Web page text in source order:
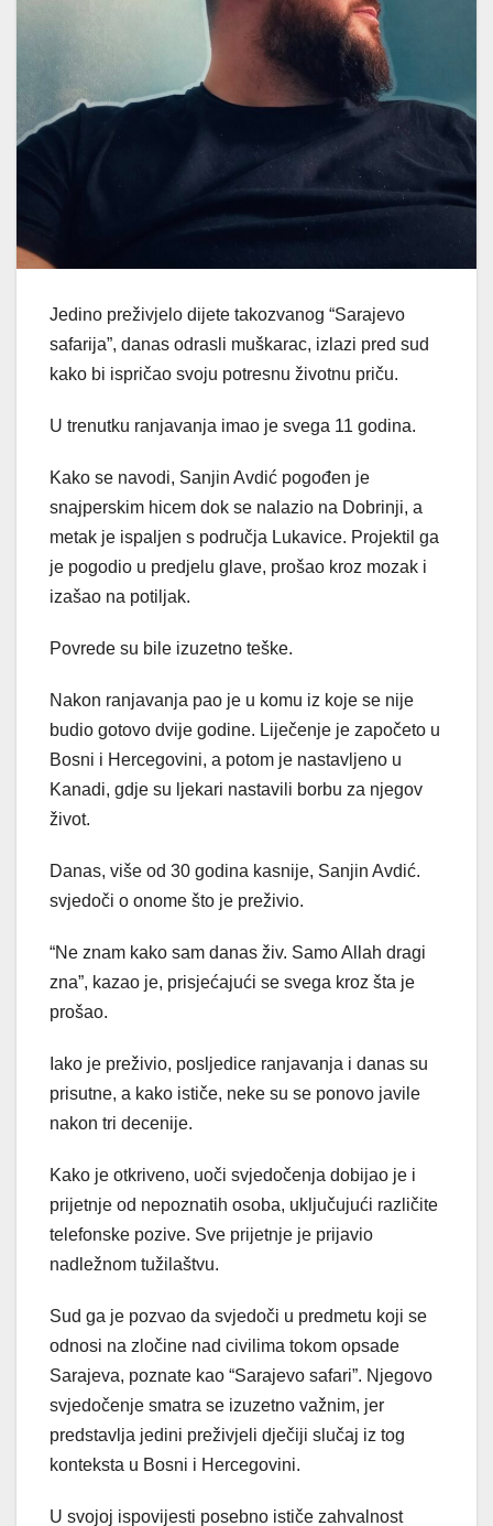
Jedino preživjelo dijete takozvanog “Sarajevo
safarija”, danas odrasli muškarac, izlazi pred sud
kako bi ispričao svoju potresnu životnu priču.
U trenutku ranjavanja imao je svega 11 godina.
Kako se navodi, Sanjin Avdić pogođen je
snajperskim hicem dok se nalazio na Dobrinji, a
metak je ispaljen s područja Lukavice. Projektil ga
je pogodio u predjelu glave, prošao kroz mozak i
izašao na potiljak.
Povrede su bile izuzetno teške.
Nakon ranjavanja pao je u komu iz koje se nije
budio gotovo dvije godine. Liječenje je započeto u
Bosni i Hercegovini, a potom je nastavljeno u
Kanadi, gdje su ljekari nastavili borbu za njegov
život.
Danas, više od 30 godina kasnije, Sanjin Avdić.
svjedoči o onome što je preživio.
“Ne znam kako sam danas živ. Samo Allah dragi
zna”, kazao je, prisjećajući se svega kroz šta je
prošao.
Iako je preživio, posljedice ranjavanja i danas su
prisutne, a kako ističe, neke su se ponovo javile
nakon tri decenije.
Kako je otkriveno, uoči svjedočenja dobijao je i
prijetnje od nepoznatih osoba, uključujući različite
telefonske pozive. Sve prijetnje je prijavio
nadležnom tužilaštvu.
Sud ga je pozvao da svjedoči u predmetu koji se
odnosi na zločine nad civilima tokom opsade
Sarajeva, poznate kao “Sarajevo safari”. Njegovo
svjedočenje smatra se izuzetno važnim, jer
predstavlja jedini preživjeli dječiji slučaj iz tog
konteksta u Bosni i Hercegovini.
U svojoj ispovijesti posebno ističe zahvalnost